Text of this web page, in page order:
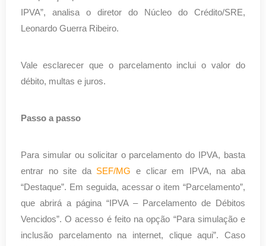
IPVA”, analisa o diretor do Núcleo do Crédito/SRE,
Leonardo Guerra Ribeiro.
Vale esclarecer que o parcelamento inclui o valor do
débito, multas e juros.
Passo a passo
Para simular ou solicitar o parcelamento do IPVA, basta
entrar no site da SEF/MG e clicar em IPVA, na aba
“Destaque”. Em seguida, acessar o item “Parcelamento”,
que abrirá a página “IPVA – Parcelamento de Débitos
Vencidos”. O acesso é feito na opção “Para simulação e
inclusão parcelamento na internet, clique aqui”. Caso